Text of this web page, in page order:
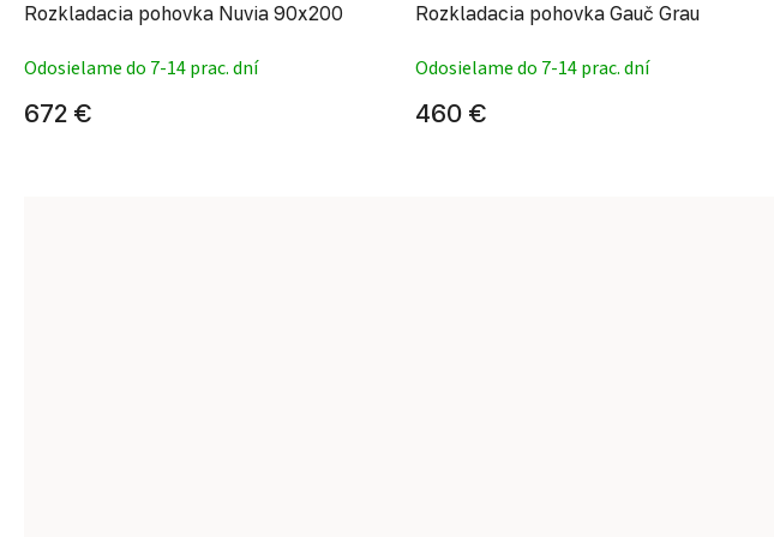
Rozkladacia pohovka Nuvia 90x200
Odosielame do 7-14 prac. dní
672 €
Rozkladacia pohovka Gauč Grau
Odosielame do 7-14 prac. dní
460 €